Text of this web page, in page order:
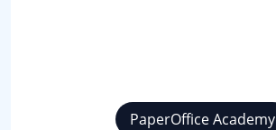
PaperOffice Academy